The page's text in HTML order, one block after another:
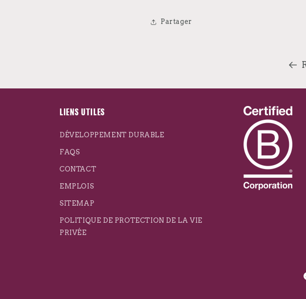
Partager
LIENS UTILES
DÉVELOPPEMENT DURABLE
FAQS
CONTACT
EMPLOIS
SITEMAP
POLITIQUE DE PROTECTION DE LA VIE
PRIVÉE